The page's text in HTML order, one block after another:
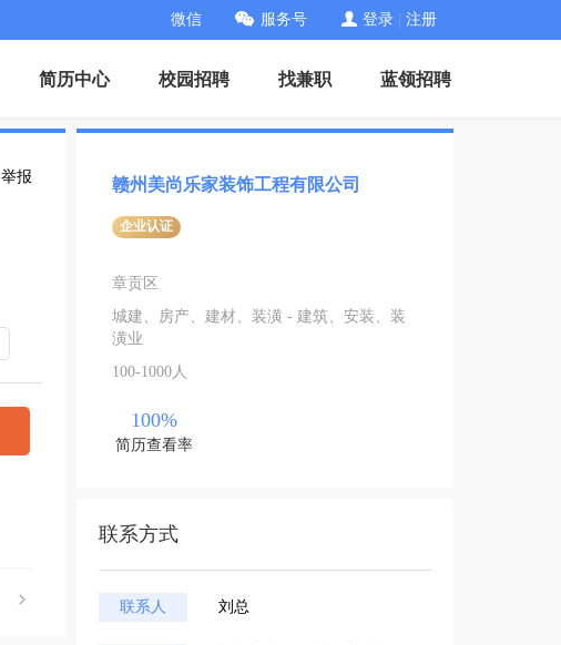
微信 服务号 登录 注册
简历中心 校园招聘 找兼职 蓝领招聘
举报 赣州美尚乐家装饰工程有限公司
企业认证
章贡区
城建、房产、建材、装潢 - 建筑、安装、装
潢业
100-1000人
100%
简历查看率
联系方式
联系人 刘总